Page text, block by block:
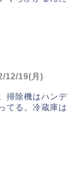
12/19(月)
掃除機はハンデ
てる。冷蔵庫は